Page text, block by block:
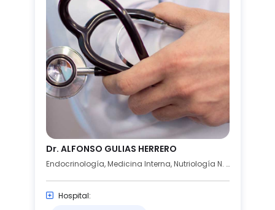
Dr. ALFONSO GULIAS HERRERO
Endocrinología, Medicina Interna, Nutriología N. M.
Hospital: